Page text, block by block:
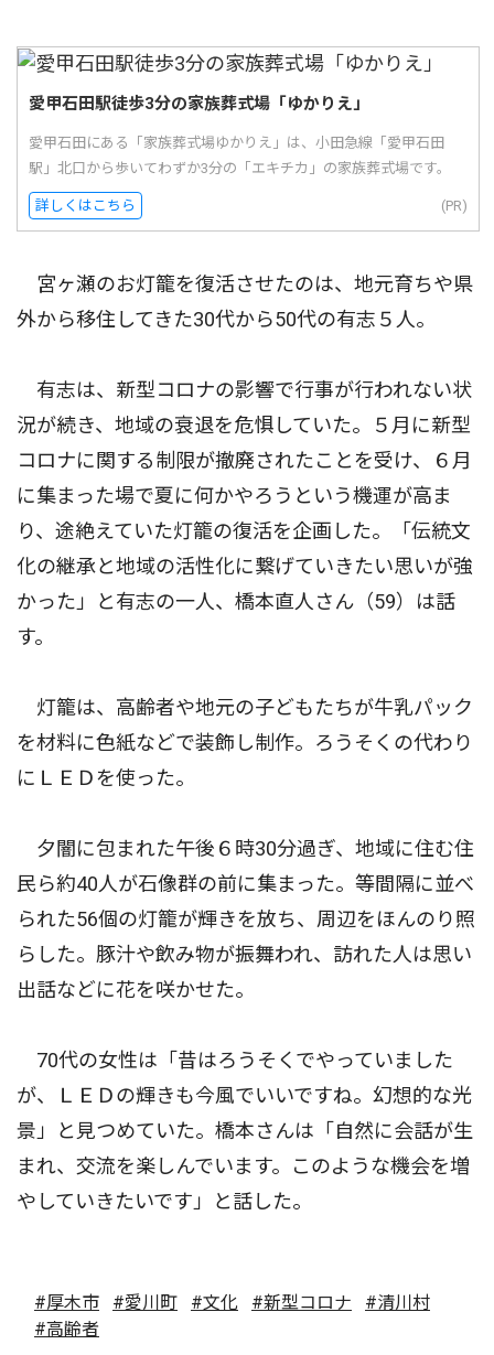
愛甲石田駅徒歩3分の家族葬式場「ゆかりえ」
愛甲石田にある「家族葬式場ゆかりえ」は、小田急線「愛甲石田
駅」北口から歩いてわずか3分の「エキチカ」の家族葬式場です。
詳しくはこちら (PR)
宮ヶ瀬のお灯籠を復活させたのは、地元育ちや県
外から移住してきた30代から50代の有志５人。
有志は、新型コロナの影響で行事が行われない状
況が続き、地域の衰退を危惧していた。５月に新型
コロナに関する制限が撤廃されたことを受け、６月
に集まった場で夏に何かやろうという機運が高ま
り、途絶えていた灯籠の復活を企画した。「伝統文
化の継承と地域の活性化に繋げていきたい思いが強
かった」と有志の一人、橋本直人さん（59）は話
す。
灯籠は、高齢者や地元の子どもたちが牛乳パック
を材料に色紙などで装飾し制作。ろうそくの代わり
にＬＥＤを使った。
夕闇に包まれた午後６時30分過ぎ、地域に住む住
民ら約40人が石像群の前に集まった。等間隔に並べ
られた56個の灯籠が輝きを放ち、周辺をほんのり照
らした。豚汁や飲み物が振舞われ、訪れた人は思い
出話などに花を咲かせた。
70代の女性は「昔はろうそくでやっていました
が、ＬＥＤの輝きも今風でいいですね。幻想的な光
景」と見つめていた。橋本さんは「自然に会話が生
まれ、交流を楽しんでいます。このような機会を増
やしていきたいです」と話した。
#厚木市 #愛川町 #文化 #新型コロナ
#清川村
#高齢者